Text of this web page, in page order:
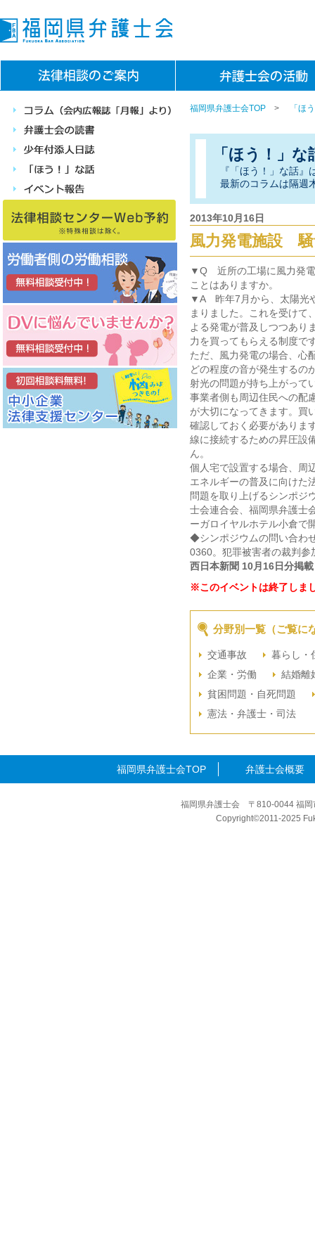
福岡県弁護士会TOP > 「ほ
「ほう！」な
『「ほう！」な話
最新のコラムは隔週
2013年10月16日
風力発電施設 騒
▼Q 近所の工場に風力発電
ことはありますか。
▼A 昨年7月から、太陽光
まりました。これを受けて
よる発電が普及しつつあり
力を買ってもらえる制度で
ただ、風力発電の場合、心
どの程度の音が発生するの
射光の問題が持ち上がって
事業者側も周辺住民への配
が大切になってきます。買
確認しておく必要がありま
線に接続するための昇圧設
ん。
個人宅で設置する場合、周
エネルギーの普及に向けた
問題を取り上げるシンポジ
士会連合会、福岡県弁護士
ーガロイヤルホテル小倉で
◆シンポジウムの問い合わ
0360。犯罪被害者の裁判参
西日本新聞 10月16日分掲載
※このイベントは終了しま
分野別一覧（ご覧に
交通事故
暮らし・
企業・労働
結婚離
貧困問題・自死問題
憲法・弁護士・司法
福岡県弁護士会TOP 弁護士会概要
福岡県弁護士会 〒810-0044 福
Copyright©2011-2025